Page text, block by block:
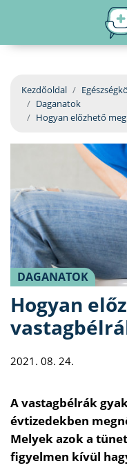
BETEGSÉGKALAUZ
ÜGYELETKERESŐ
ORVOS VÁLASZOL
ORVOSKERESŐ
Kezdőoldal
Daganatok
Hogyan előzhető
DAGANATOK
Hogyan
2021. 08. 24.
A vastagbélrák
évtizedekben
Melyek azok a
figyelmen kívül